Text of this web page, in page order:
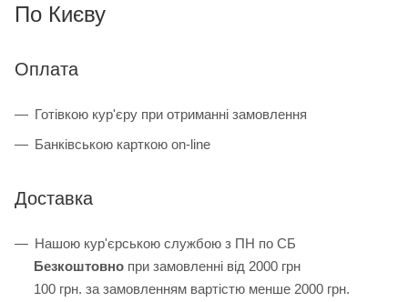
По Києву
Оплата
Готівкою кур'єру при отриманні замовлення
Банківською карткою on-line
Доставка
Нашою кур'єрською службою з ПН по СБ
Безкоштовно при замовленні від 2000 грн
100 грн. за замовленням вартістю менше 2000 грн.